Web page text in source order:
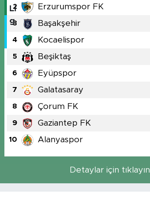
2 Erzurumspor FK
3 Başakşehir
4 Kocaelispor
5 Beşiktaş
6 Eyüpspor
7 Galatasaray
8 Çorum FK
9 Gaziantep FK
10 Alanyaspor
Detaylar için tıklayın